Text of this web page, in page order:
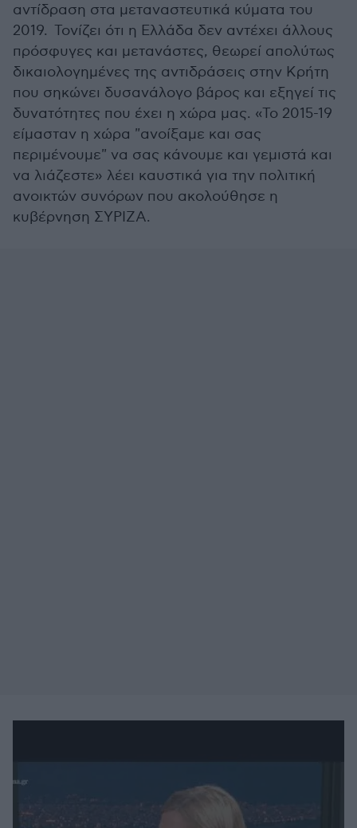
αντίδραση στα μεταναστευτικά κύματα του
2019. Τονίζει ότι η Ελλάδα δεν αντέχει άλλους
πρόσφυγες και μετανάστες, θεωρεί απολύτως
δικαιολογημένες της αντιδράσεις στην Κρήτη
που σηκώνει δυσανάλογο βάρος και εξηγεί τις
δυνατότητες που έχει η χώρα μας. «Το 2015-19
είμασταν η χώρα "ανοίξαμε και σας
περιμένουμε" να σας κάνουμε και γεμιστά και
να λιάζεστε» λέει καυστικά για την πολιτική
ανοικτών συνόρων που ακολούθησε η
κυβέρνηση ΣΥΡΙΖΑ.